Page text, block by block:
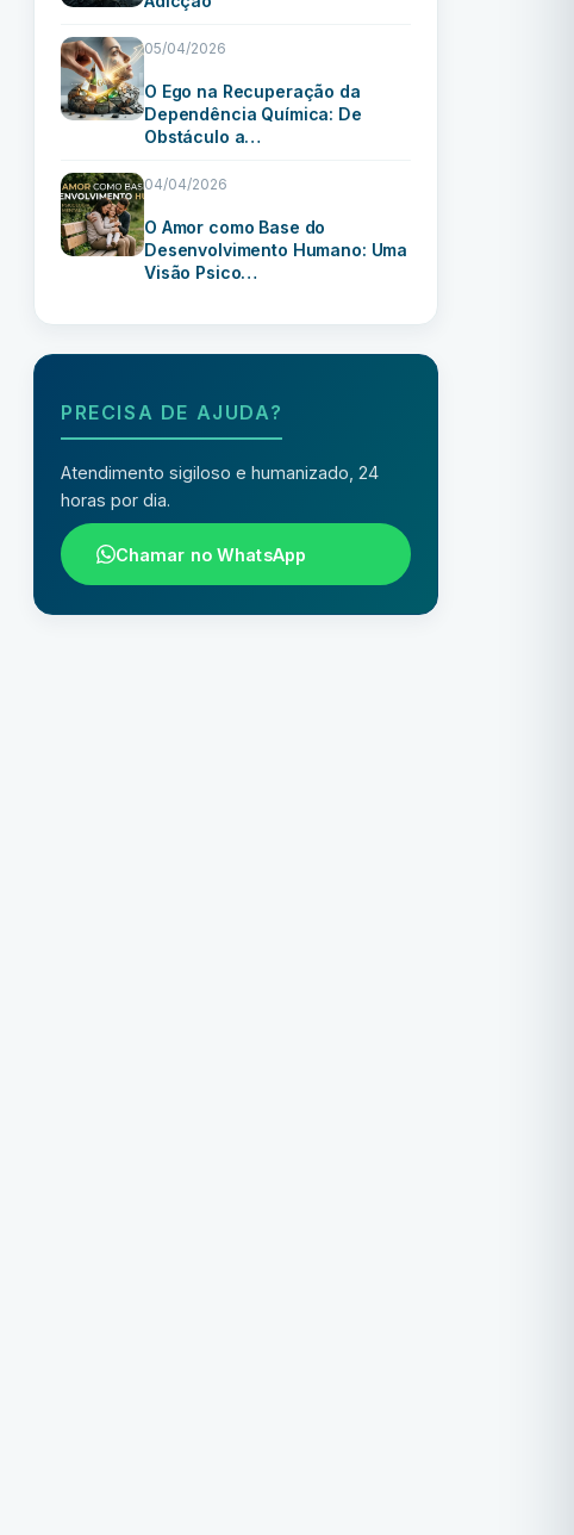
05/04/2026
O Ego na Recuperação da
Dependência Química: De
Obstáculo a…
04/04/2026
O Amor como Base do
Desenvolvimento Humano: Uma
Visão Psico…
PRECISA DE AJUDA?
Atendimento sigiloso e humanizado, 24
horas por dia.
Chamar no WhatsApp